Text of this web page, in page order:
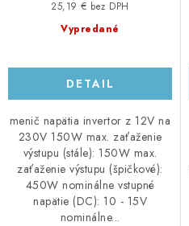
Vypredané
25,19 € bez DPH
DETAIL
menič napätia invertor z 12V na
230V 150W max. zaťaženie
výstupu (stále): 150W max.
zaťaženie výstupu (špičkové):
450W nominálne vstupné
napätie (DC): 10 - 15V
nominálne...